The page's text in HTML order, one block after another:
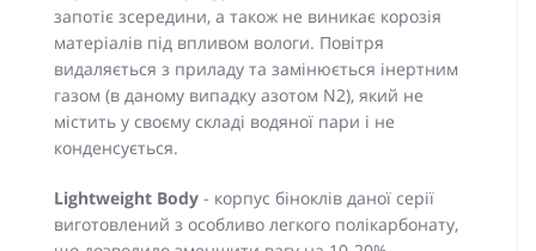
запотіє зсередини, а також не виникає корозія
матеріалів під впливом вологи. Повітря
видаляється з приладу та замінюється інертним
газом (в даному випадку азотом N2), який не
містить у своєму складі водяної пари і не
конденсується.
Lightweight Body - корпус біноклів даної серії
виготовлений з особливо легкого полікарбонату,